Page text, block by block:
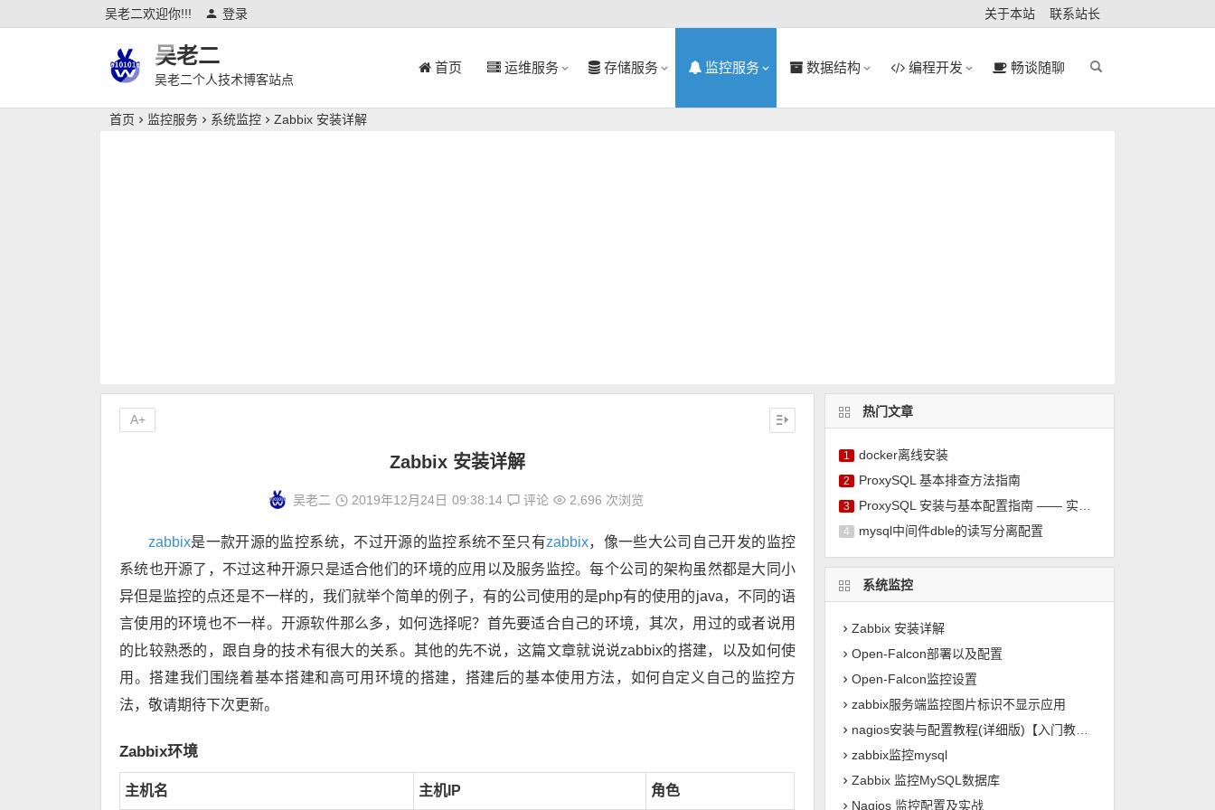
吴老二欢迎你!!! 登录 关于本站 联系站长
吴老二
吴老二个人技术博客站点
首页 运维服务 存储服务 监控服务 数据结构 编程开发 畅谈随聊
首页 监控服务 系统监控 Zabbix 安装详解
Zabbix 安装详解
吴老二 2019年12月24日 09:38:14 评论 2,696 次浏览
zabbix是一款开源的监控系统，不过开源的监控系统不至只有zabbix，像一些大公司自己开发的监控
系统也开源了，不过这种开源只是适合他们的环境的应用以及服务监控。每个公司的架构虽然都是大同小
异但是监控的点还是不一样的，我们就举个简单的例子，有的公司使用的是php有的使用的java，不同的语
言使用的环境也不一样。开源软件那么多，如何选择呢？首先要适合自己的环境，其次，用过的或者说用
的比较熟悉的，跟自身的技术有很大的关系。其他的先不说，这篇文章就说说zabbix的搭建，以及如何使
用。搭建我们围绕着基本搭建和高可用环境的搭建，搭建后的基本使用方法，如何自定义自己的监控方
法，敬请期待下次更新。
Zabbix环境
主机名 主机IP 角色
A+
热门文章
1 docker离线安装
2 ProxySQL 基本排查方法指南
3 ProxySQL 安装与基本配置指南 —— 实现 MySQL 读写分离
4 mysql中间件dble的读写分离配置
系统监控
Zabbix 安装详解
Open-Falcon部署以及配置
Open-Falcon监控设置
zabbix服务端监控图片标识不显示应用
nagios安装与配置教程(详细版)【入门教程】
zabbix监控mysql
Zabbix 监控MySQL数据库
Nagios 监控配置及实战